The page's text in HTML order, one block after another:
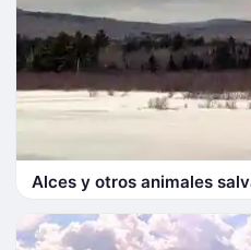
Alces y otros animales